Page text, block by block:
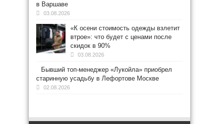
в Варшаве
03.08.2026
«К осени стоимость одежды взлетит
втрое»: что будет с ценами после
скидок в 90%
03.08.2026
Бывший топ-менеджер «Лукойла» приобрел
старинную усадьбу в Лефортове Москве
02.08.2026